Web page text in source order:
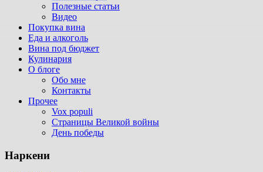
Полезные статьи
Видео
Покупка вина
Еда и алкоголь
Вина под бюджет
Кулинария
О блоге
Обо мне
Контакты
Прочее
Vox populi
Страницы Великой войны
День победы
Наркени